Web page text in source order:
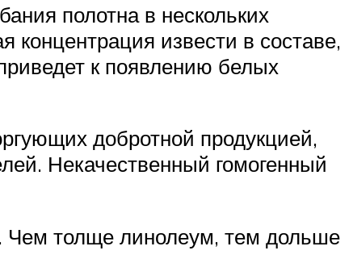
полотна в нескольких
концентрация извести в составе,
к появлению белых
добротной продукцией,
Некачественный гомогенный
Чем толще линолеум, тем дольше